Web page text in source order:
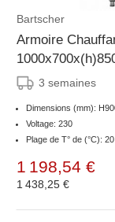
Bartscher
Armoire
3 semaines
Dimensions (mm):
Voltage: 230
Plage de T° de (°C): 20
1 198,54 €
1 438,25 €